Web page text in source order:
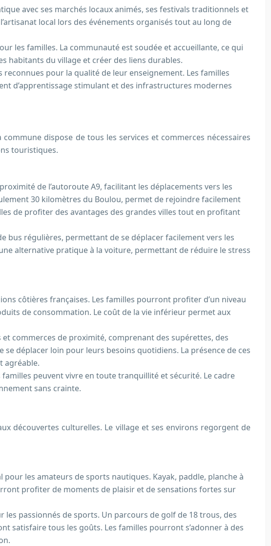
avec ses marchés locaux animés, ses festivals traditionnels et
local lors des événements organisés tout au long de
les familles. La communauté est soudée et accueillante, ce qui
habitants du village et créer des liens durables.
reconnues pour la qualité de leur enseignement. Les familles
d’apprentissage stimulant et des infrastructures modernes
dispose de tous les services et commerces nécessaires
touristiques.
de l’autoroute A9, facilitant les déplacements vers les
30 kilomètres du Boulou, permet de rejoindre facilement
de profiter des avantages des grandes villes tout en profitant
bus régulières, permettant de se déplacer facilement vers les
alternative pratique à la voiture, permettant de réduire le stress
côtières françaises. Les familles pourront profiter d’un niveau
de consommation. Le coût de la vie inférieur permet aux
commerces de proximité, comprenant des supérettes, des
déplacer loin pour leurs besoins quotidiens. La présence de ces
agréable.
peuvent vivre en toute tranquillité et sécurité. Le cadre
sans crainte.
découvertes culturelles. Le village et ses environs regorgent de
les amateurs de sports nautiques. Kayak, paddle, planche à
profiter de moments de plaisir et de sensations fortes sur
passionnés de sports. Un parcours de golf de 18 trous, des
satisfaire tous les goûts. Les familles pourront s’adonner à des